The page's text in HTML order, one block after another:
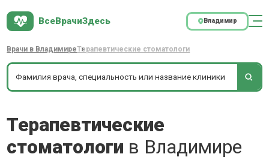
ВсеВрачиЗдесь Владимир
Врачи в ВладимиреТерапевтические стоматологи
Терапевтические
стоматологи в Владимире